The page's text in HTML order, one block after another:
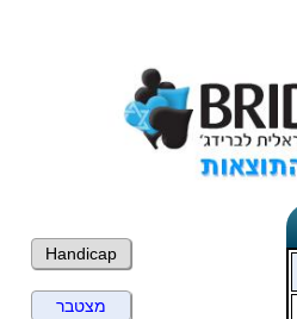
Handicap
מצטבר